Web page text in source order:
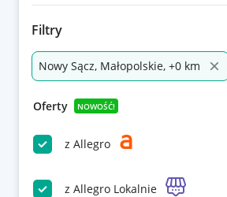
Filtry
Nowy Sącz, Małopolskie, +0 km
Oferty NOWOŚĆ!
z Allegro
z Allegro Lokalnie